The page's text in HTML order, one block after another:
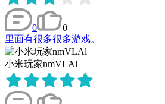
0
0
里面有很多很多游戏。
小米玩家nmVLAl